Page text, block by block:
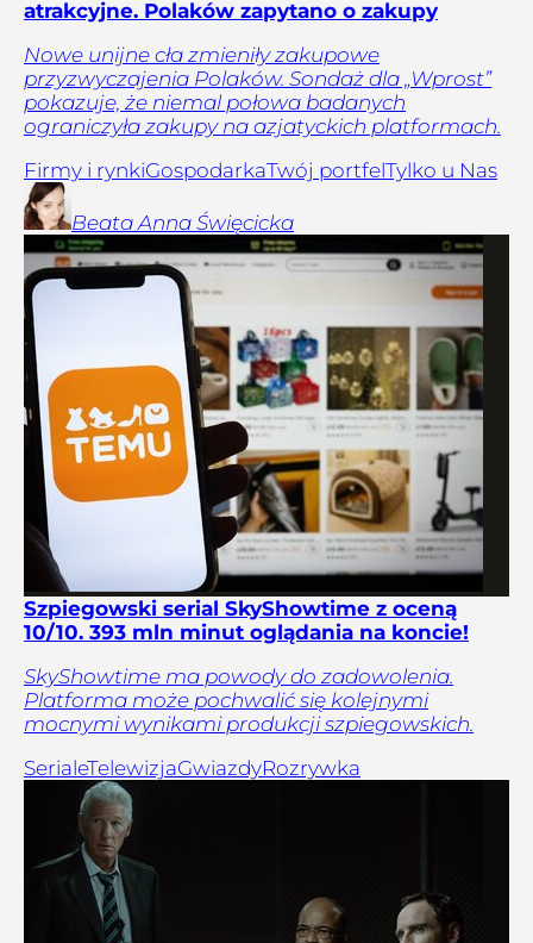
atrakcyjne. Polaków zapytano o zakupy
Nowe unijne cła zmieniły zakupowe
przyzwyczajenia Polaków. Sondaż dla „Wprost”
pokazuje, że niemal połowa badanych
ograniczyła zakupy na azjatyckich platformach.
Firmy i rynkiGospodarkaTwój portfelTylko u Nas
Beata Anna Święcicka
Szpiegowski serial SkyShowtime z oceną
10/10. 393 mln minut oglądania na koncie!
SkyShowtime ma powody do zadowolenia.
Platforma może pochwalić się kolejnymi
mocnymi wynikami produkcji szpiegowskich.
SerialeTelewizjaGwiazdyRozrywka